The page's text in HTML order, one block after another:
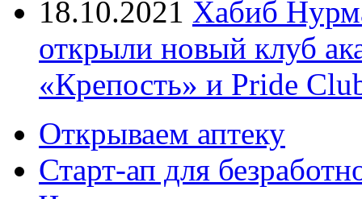
18.10.2021 Хабиб
открыли новый клуб
«Крепость» и Pride
Открываем аптеку
Старт-ап для